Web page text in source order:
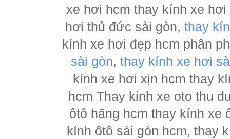
xe hơi hcm thay kính xe
hơi thủ đức sài gòn, thay
kính xe hơi đẹp hcm phân
sài gòn, thay kính xe hơi
kính xe hơi xịn hcm thay
hcm Thay kinh xe oto thu
ôtô hãng hcm thay kính xe
kính ôtô sài gòn hcm, thay